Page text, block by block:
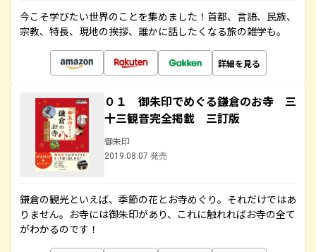
今こそ学びたい世界のことを集めました！首都、言語、民族、
宗教、特長、現地の挨拶、誰かに話したくなる旅の雑学も。
詳細を見る
０１ 御朱印でめぐる鎌倉のお寺 三
十三観音完全掲載 三訂版
御朱印
2019.08.07 発売
鎌倉の観光といえば、季節の花とお寺めぐり。それだけではあ
りません。お寺には御朱印があり、これに触れればお寺の全て
がわかるのです！